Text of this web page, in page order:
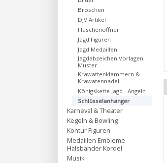
Broschen
DJV Artikel
Flaschenöffner
Jagd Figuren
Jagd Medaillen
Jagdabzeichen Vorlagen
Muster
Krawattenklammern &
Krawatennadel
Königskette Jagd - Angeln
Schlüsselanhänger
Karneval & Theater
Kegeln & Bowling
Kontur Figuren
Medaillen Embleme
Halsbänder Kordel
Musik